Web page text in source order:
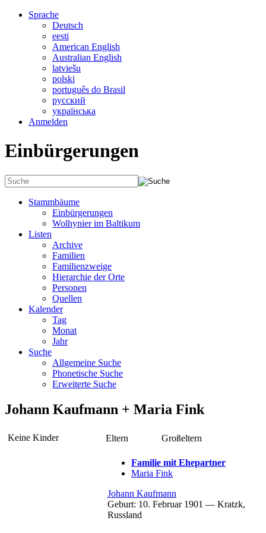
Sprache
Deutsch
eesti
American English
Australian English
latviešu
polski
português do Brasil
русский
українська
Anmelden
Einbürgerungen
Stammbäume
Einbürgerungen
Wolhynier im Baltikum
Listen
Archive
Familien
Familienzweige
Hierarchie der Orte
Personen
Quellen
Kalender
Tag
Monat
Jahr
Suche
Allgemeine Suche
Phonetische Suche
Erweiterte Suche
Johann Kaufmann + Maria Fink
Keine Kinder Eltern Großeltern
Familie mit Ehepartner
Maria Fink
Johann Kaufmann
Geburt: 10. Februar 1901 — Kratzk,
Russland